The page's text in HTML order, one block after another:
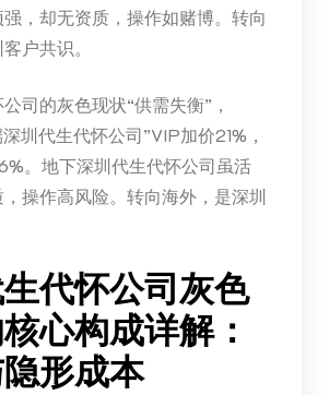
，却无资质，操作如赌博。转向
户共识。
司的灰色现状“供需失衡”，
圳代生代怀公司”VIP加价21%，
。地下深圳代生代怀公司虽活
操作高风险。转向海外，是深圳
代怀公司灰色
心构成详解：
形成本